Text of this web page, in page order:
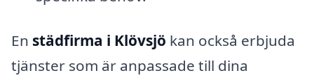
En städfirma i Klövsjö kan också erbjuda
tjänster som är anpassade till dina